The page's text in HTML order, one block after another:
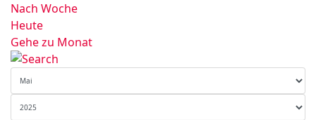
Nach Woche
Heute
Gehe zu Monat